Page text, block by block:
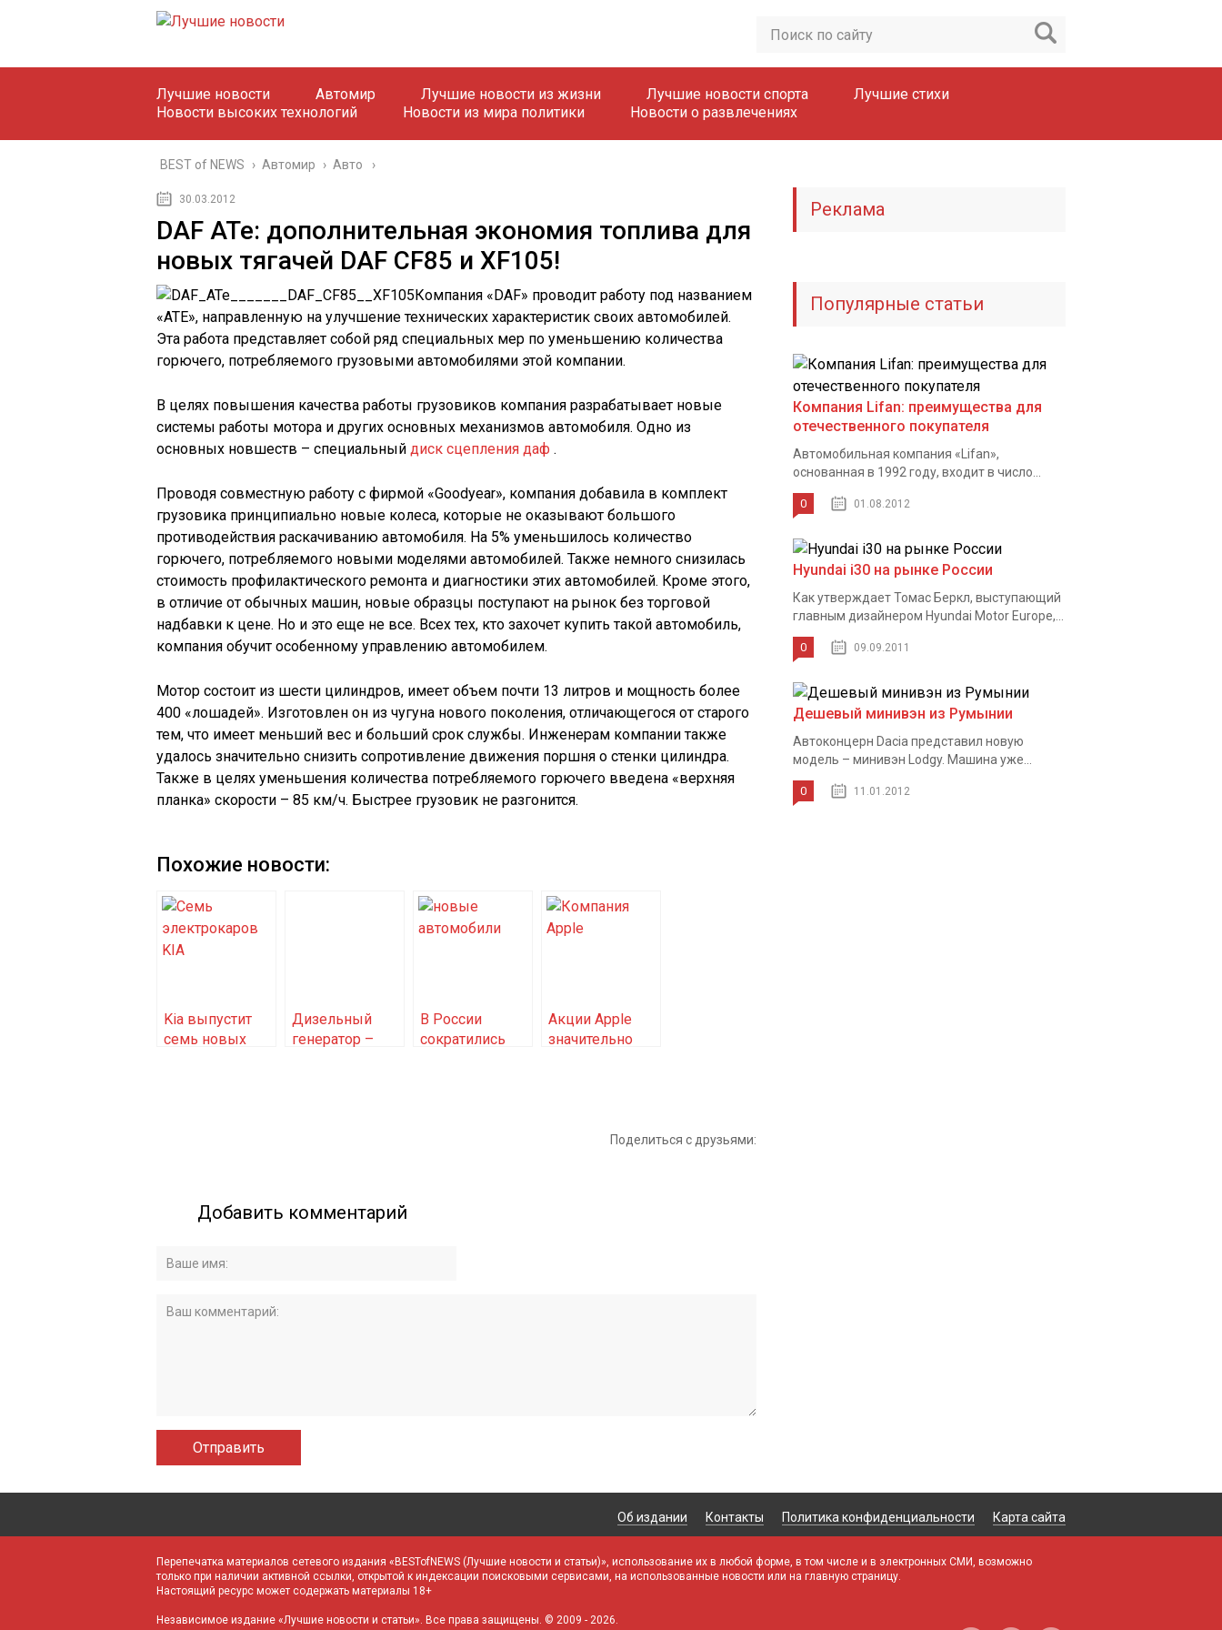
Лучшие новости Автомир Лучшие новости из жизни Лучшие новости спорта
Лучшие стихи
Новости высоких технологий
Новости из мира политики Новости о развлечениях
BEST of NEWS › Автомир › Авто
30.03.2012
DAF ATe: дополнительная экономия топлива для
новых тягачей DAF CF85 и XF105!
Компания «DAF» проводит работу под названием
«АТЕ», направленную на улучшение технических характеристик своих автомобилей.
Эта работа представляет собой ряд специальных мер по уменьшению количества
горючего, потребляемого грузовыми автомобилями этой компании.
В целях повышения качества работы грузовиков компания разрабатывает новые
системы работы мотора и других основных механизмов автомобиля. Одно из
основных новшеств – специальный диск сцепления даф .
Проводя совместную работу с фирмой «Goodyear», компания добавила в комплект
грузовика принципиально новые колеса, которые не оказывают большого
противодействия раскачиванию автомобиля. На 5% уменьшилось количество
горючего, потребляемого новыми моделями автомобилей. Также немного снизилась
стоимость профилактического ремонта и диагностики этих автомобилей. Кроме этого,
в отличие от обычных машин, новые образцы поступают на рынок без торговой
надбавки к цене. Но и это еще не все. Всех тех, кто захочет купить такой автомобиль,
компания обучит особенному управлению автомобилем.
Мотор состоит из шести цилиндров, имеет объем почти 13 литров и мощность более
400 «лошадей». Изготовлен он из чугуна нового поколения, отличающегося от старого
тем, что имеет меньший вес и больший срок службы. Инженерам компании также
удалось значительно снизить сопротивление движения поршня о стенки цилиндра.
Также в целях уменьшения количества потребляемого горючего введена «верхняя
планка» скорости – 85 км/ч. Быстрее грузовик не разгонится.
Похожие новости:
Kia выпустит
семь новых
Дизельный
генератор –
В России
сократились
Акции Apple
значительно
Поделиться с друзьями:
Добавить комментарий
Реклама
Популярные статьи
Компания Lifan: преимущества для
отечественного покупателя
Автомобильная компания «Lifan»,
основанная в 1992 году, входит в число...
0 01.08.2012
Hyundai i30 на рынке России
Как утверждает Томас Беркл, выступающий
главным дизайнером Hyundai Motor Europe,...
0 09.09.2011
Дешевый минивэн из Румынии
Автоконцерн Dacia представил новую
модель – минивэн Lodgy. Машина уже...
0 11.01.2012
Об издании Контакты Политика конфиденциальности Карта сайта
Перепечатка материалов cетевого издания «BESTofNEWS (Лучшие новости и статьи)», использование их в любой форме, в том числе и в электронных СМИ, возможно
только при наличии активной ссылки, открытой к индексации поисковыми сервисами, на использованные новости или на главную страницу.
Настоящий ресурс может содержать материалы 18+
Независимое издание «Лучшие новости и статьи». Все права защищены. © 2009 - 2026.